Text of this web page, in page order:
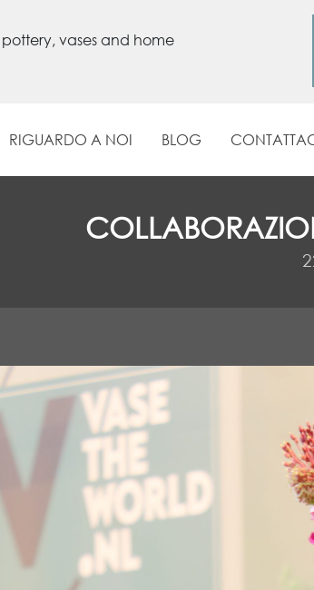
pottery, vases and home
RIGUARDO A NOI BLOG